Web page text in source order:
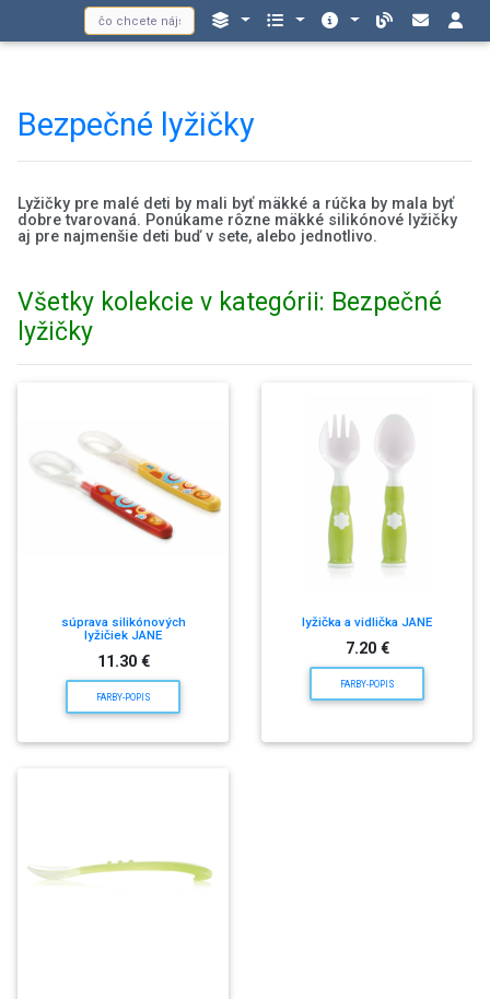
Bezpečné lyžičky
Lyžičky pre malé deti by mali byť mäkké a rúčka by mala byť
dobre tvarovaná. Ponúkame rôzne mäkké silikónové lyžičky
aj pre najmenšie deti buď v sete, alebo jednotlivo.
Všetky kolekcie v kategórii: Bezpečné
lyžičky
súprava silikónových
lyžičiek JANE
11.30 €
FARBY-POPIS
lyžička a vidlička JANE
7.20 €
FARBY-POPIS